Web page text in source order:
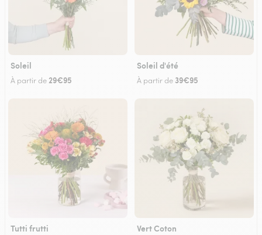
Soleil
À partir de 29€95
Soleil d'été
À partir de 39€95
Tutti frutti Vert Coton